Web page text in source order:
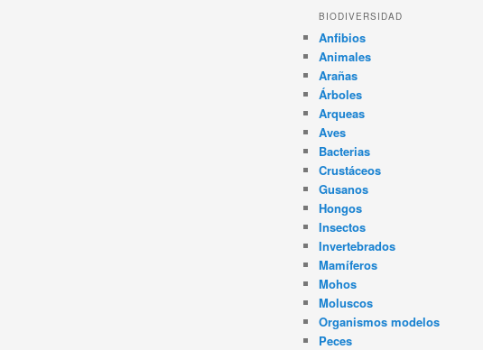
Navegador
de
artículos
BIODIVERSIDAD
Anfibios
Animales
Arañas
Árboles
Arqueas
Aves
Bacterias
Crustáceos
Gusanos
Hongos
Insectos
Invertebrados
Mamíferos
Mohos
Moluscos
Organismos modelos
Peces